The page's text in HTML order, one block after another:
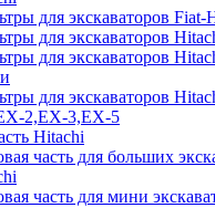
для экскаваторов Fiat-
для экскаваторов
для экскаваторов
для экскаваторов
2,EX-3,EX-5
Hitachi
часть для больших
часть для мини